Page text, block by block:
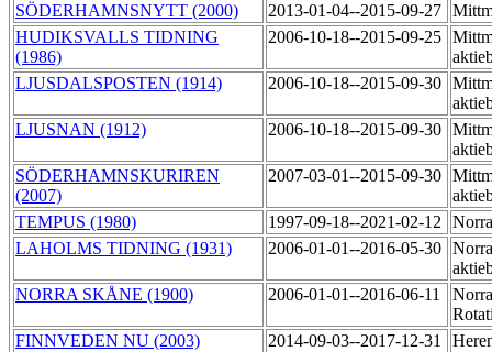
SÖDERHAMNSNYTT (2000)
2013-01-04--2015-09-27
HUDIKSVALLS TIDNING
(1986)
2006-10-18--2015-09-25
LJUSDALSPOSTEN (1914)
2006-10-18--2015-09-30
LJUSNAN (1912)
2006-10-18--2015-09-30
SÖDERHAMNSKURIREN
(2007)
2007-03-01--2015-09-30
TEMPUS (1980)
1997-09-18--2021-02-12
LAHOLMS TIDNING (1931)
2006-01-01--2016-05-30
NORRA SKÅNE (1900)
2006-01-01--2016-06-11
FINNVEDEN NU (2003)
2014-09-03--2017-12-31